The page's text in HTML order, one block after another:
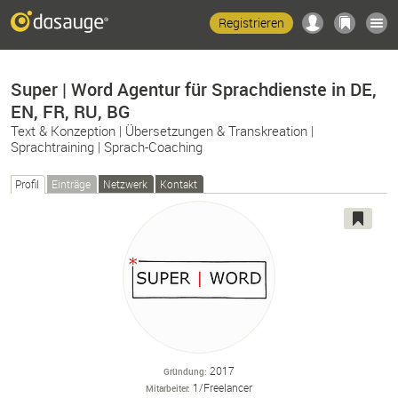
Registrieren
Super | Word Agentur für Sprachdienste in DE,
EN, FR, RU, BG
Text & Konzeption | Übersetzungen & Transkreation |
Sprachtraining | Sprach-Coaching
Profil Einträge Netzwerk Kontakt
Gründung 2017
Mitarbeiter 1/Freelancer